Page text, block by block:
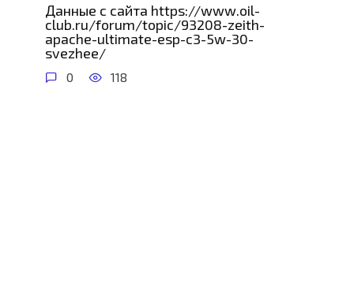
Данные с сайта https://www.oil-
club.ru/forum/topic/93208-zeith-
apache-ultimate-esp-c3-5w-30-
svezhee/
0 118